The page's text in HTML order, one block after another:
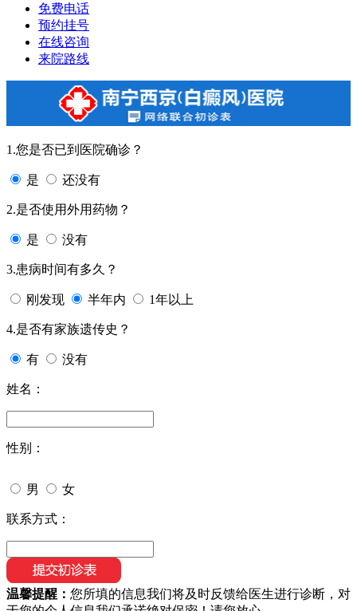
免费电话
预约挂号
在线咨询
来院路线
1.您是否已到医院确诊？
是 还没有
2.是否使用外用药物？
是 没有
3.患病时间有多久？
刚发现 半年内 1年以上
4.是否有家族遗传史？
有 没有
姓名：
性别：
男 女
联系方式：
温馨提醒： 您所填的信息我们将及时反馈给医生进行诊断，对